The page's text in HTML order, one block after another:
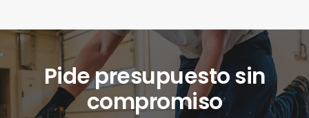
Pide presupuesto sin
compromiso